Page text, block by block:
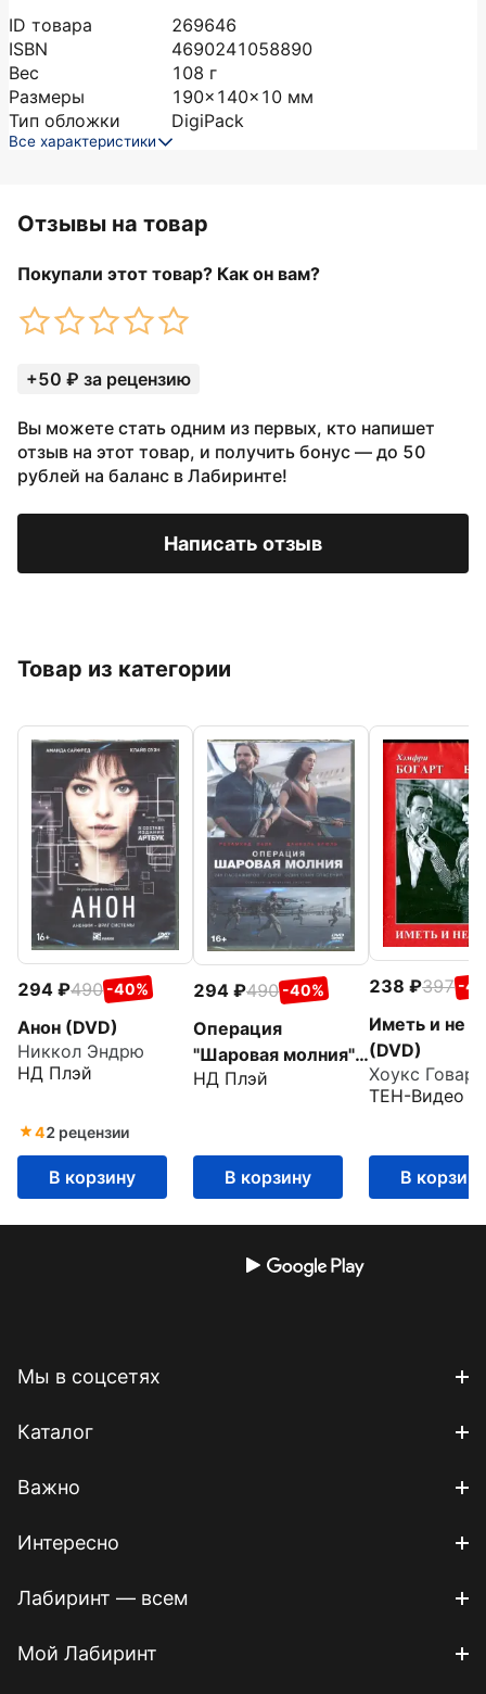
ID товара
269646
ISBN
4690241058890
Вес
108 г
Размеры
190x140x10 мм
Тип обложки
DigiPaсk
Все характеристики
Отзывы на товар
Покупали этот товар? Как он вам?
+50 ₽ за рецензию
Вы можете стать одним из первых, кто напишет
отзыв на этот товар, и получить бонус — до 50
рублей на баланс в Лабиринте!
Написать отзыв
Товар из категории
294 490 -40%
Анон (DVD)
Никкол Эндрю
НД Плэй
42 рецензии
В корзину
294 490 -40%
Операция
"Шаровая молния"
(DVD)
НД Плэй
В корзину
238 397 -
Иметь и не
(DVD)
Хоукс Говард
ТЕН-Видео
В корзину
Мы в соцсетях
Каталог
Важно
Интересно
Лабиринт — всем
Мой Лабиринт